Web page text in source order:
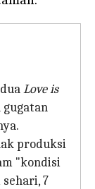
Love is
gugatan
produksi
"kondisi
7